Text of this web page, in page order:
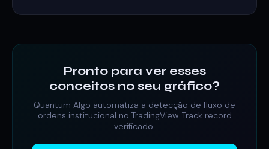
Pronto para ver esses
conceitos no seu gráfico?
Quantum Algo automatiza a detecção de fluxo de
ordens institucional no TradingView. Track record
verificado.